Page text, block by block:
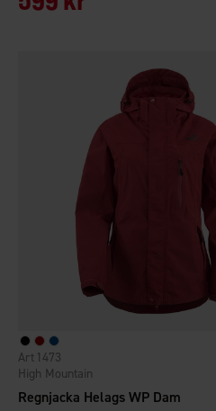
Regnjacka Helags WP Dam
High Mountain
1473